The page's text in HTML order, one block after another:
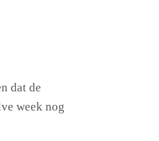
dat de
week nog